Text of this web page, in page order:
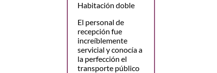
Habitación doble
El personal de
recepción fue
increíblemente
servicial y conocía a
la perfección el
transporte público